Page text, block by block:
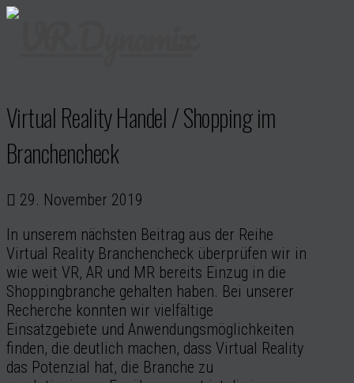
Virtual Reality Handel / Shopping im
Branchencheck
29. November 2019
In unserem nächsten Beitrag aus der Reihe
Virtual Reality Branchencheck überprüfen wir in
wie weit VR, AR und MR bereits Einzug in die
Shoppingbranche gehalten haben. Bei unserer
Recherche konnten wir vielfältige
Einsatzgebiete und Anwendungsmöglichkeiten
finden, die deutlich machen, dass Virtual Reality
das Potenzial hat, die Branche zu